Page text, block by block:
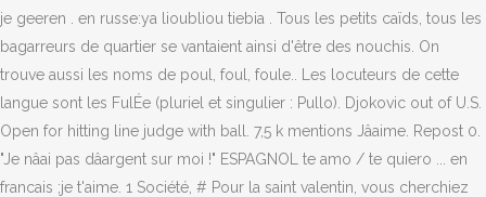
je geeren . en russe:ya lioubliou tiebia . Tous les petits caïds, tous les
bagarreurs de quartier se vantaient ainsi d'être des nouchis. On
trouve aussi les noms de poul, foul, foule.. Les locuteurs de cette
langue sont les FulÉe (pluriel et singulier : Pullo). Djokovic out of U.S.
Open for hitting line judge with ball. 7,5 k mentions Jâaime. Repost 0.
"Je nâai pas dâargent sur moi !" ESPAGNOL te amo / te quiero ... en
francais ;je t'aime. 1 Société, # Pour la saint valentin, vous cherchiez